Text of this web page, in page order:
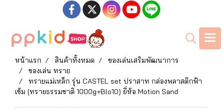
หน้าแรก สินค้าทั้งหมด
ของเล่นเสริมพัฒนาการ
ของเล่น ทราย
ทรายแม่เหล็ก รุ่น CASTEL set ปราสาท กล่องพลาสติกฟ้า
เข้ม (ทรายธรรมชาติ 1000g+Blo10) ยี่ห้อ Motion Sand